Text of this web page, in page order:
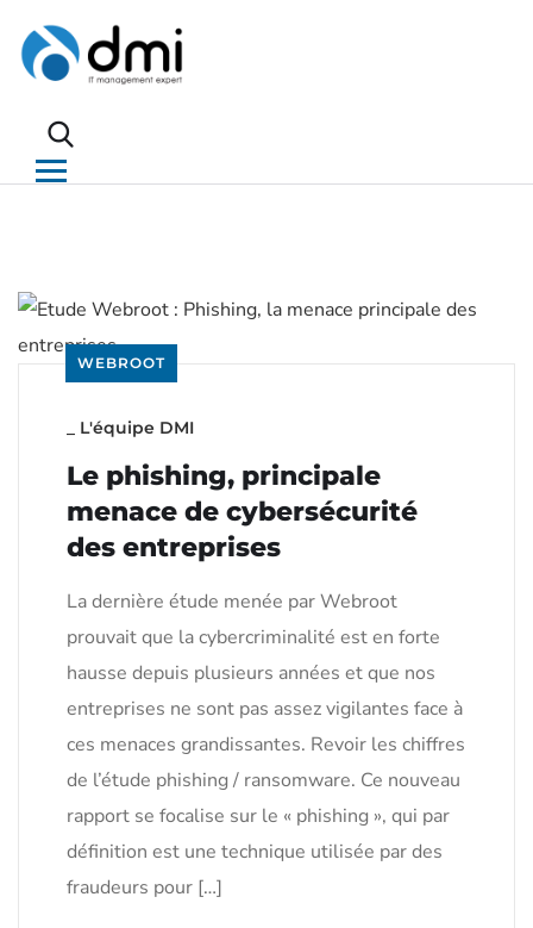
WEBROOT
L'équipe DMI
Le phishing, principale
menace de cybersécurité
des entreprises
La dernière étude menée par Webroot
prouvait que la cybercriminalité est en forte
hausse depuis plusieurs années et que nos
entreprises ne sont pas assez vigilantes face à
ces menaces grandissantes. Revoir les chiffres
de l’étude phishing / ransomware. Ce nouveau
rapport se focalise sur le « phishing », qui par
définition est une technique utilisée par des
fraudeurs pour […]